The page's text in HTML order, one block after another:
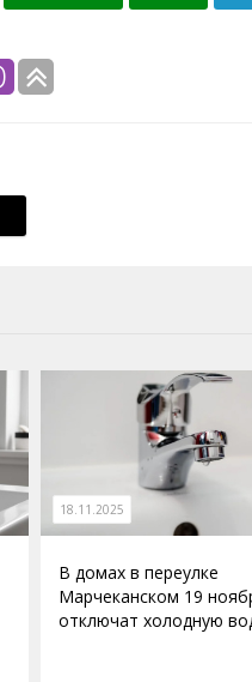
18.11.2025
В домах в переулке
Марчеканском 19
отключат холодную